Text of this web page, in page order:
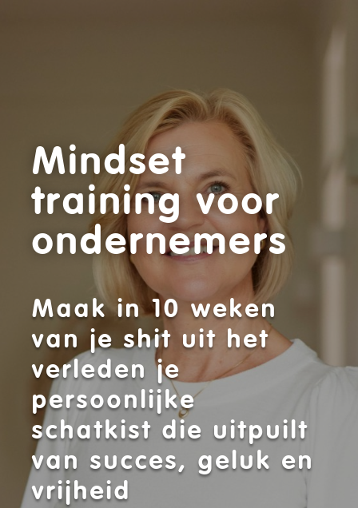
Mindset
training voor
ondernemers
Maak in 10 weken
van je shit uit het
verleden je
persoonlijke
schatkist die uitpuilt
van succes, geluk en
vrijheid